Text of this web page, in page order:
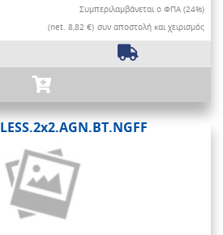
Συμπεριλαμβάνεται ο ΦΠΑ (24%)
(net. 8,82 €) συν αποστολή και χειρισμός